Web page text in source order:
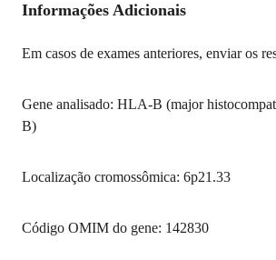
Informações Adicionais
Em casos de exames anteriores, enviar os
Gene analisado: HLA-B (major
B)
Localização cromossômica: 6p21.33
Código OMIM do gene: 142830